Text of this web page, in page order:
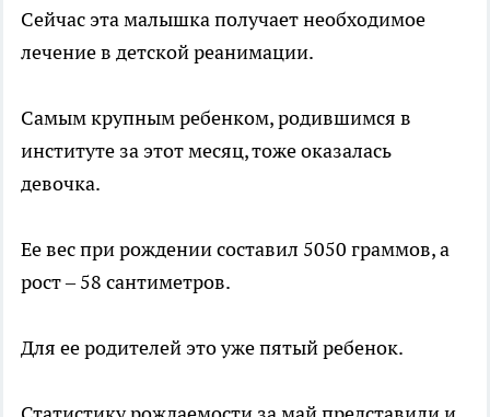
Сейчас эта малышка получает необходимое
лечение в детской реанимации.
Самым крупным ребенком, родившимся в
институте за этот месяц, тоже оказалась
девочка.
Ее вес при рождении составил 5050 граммов, а
рост – 58 сантиметров.
Для ее родителей это уже пятый ребенок.